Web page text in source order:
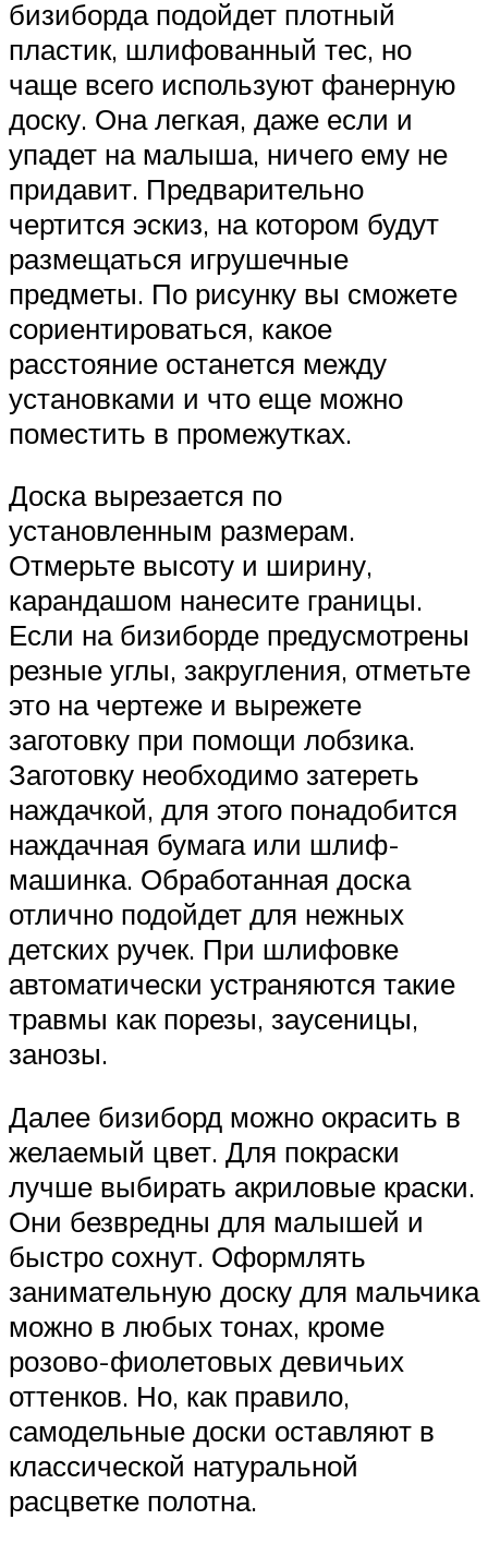
бизиборда подойдет плотный
пластик, шлифованный тес, но
чаще всего используют фанерную
доску. Она легкая, даже если и
упадет на малыша, ничего ему не
придавит. Предварительно
чертится эскиз, на котором будут
размещаться игрушечные
предметы. По рисунку вы сможете
сориентироваться, какое
расстояние останется между
установками и что еще можно
поместить в промежутках.
Доска вырезается по
установленным размерам.
Отмерьте высоту и ширину,
карандашом нанесите границы.
Если на бизиборде предусмотрены
резные углы, закругления, отметьте
это на чертеже и вырежете
заготовку при помощи лобзика.
Заготовку необходимо затереть
наждачкой, для этого понадобится
наждачная бумага или шлиф-
машинка. Обработанная доска
отлично подойдет для нежных
детских ручек. При шлифовке
автоматически устраняются такие
травмы как порезы, заусеницы,
занозы.
Далее бизиборд можно окрасить в
желаемый цвет. Для покраски
лучше выбирать акриловые краски.
Они безвредны для малышей и
быстро сохнут. Оформлять
занимательную доску для мальчика
можно в любых тонах, кроме
розово-фиолетовых девичьих
оттенков. Но, как правило,
самодельные доски оставляют в
классической натуральной
расцветке полотна.